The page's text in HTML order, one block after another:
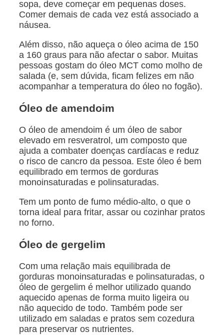
sopa, deve começar em pequenas doses.
Comer demais de cada vez está associado a
náusea.
Além disso, não aqueça o óleo acima de 150
a 160 graus para não afectar o sabor. Muitas
pessoas gostam do óleo MCT como molho de
salada (e, sem dúvida, ficam felizes em não
acompanhar a temperatura do óleo no fogão).
Óleo de amendoim
O óleo de amendoim é um óleo de sabor
elevado em resveratrol, um composto que
ajuda a combater doenças cardíacas e reduz
o risco de cancro da pessoa. Este óleo é bem
equilibrado em termos de gorduras
monoinsaturadas e polinsaturadas.
Tem um ponto de fumo médio-alto, o que o
torna ideal para fritar, assar ou cozinhar pratos
no forno.
Óleo de gergelim
Com uma relação mais equilibrada de
gorduras monoinsaturadas e polinsaturadas, o
óleo de gergelim é melhor utilizado quando
aquecido apenas de forma muito ligeira ou
não aquecido de todo. Também pode ser
utilizado em saladas e pratos sem cozedura
para preservar os nutrientes.